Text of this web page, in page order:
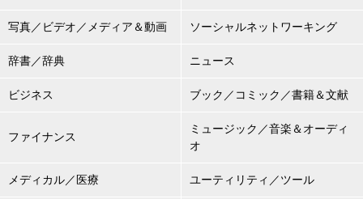
写真／ビデオ／メディア＆動画 ソーシャルネットワーキング
辞書／辞典 ニュース
ビジネス ブック／コミック／書籍＆文献
ファイナンス
ミュージック／音楽＆オーディ
オ
メディカル／医療 ユーティリティ／ツール